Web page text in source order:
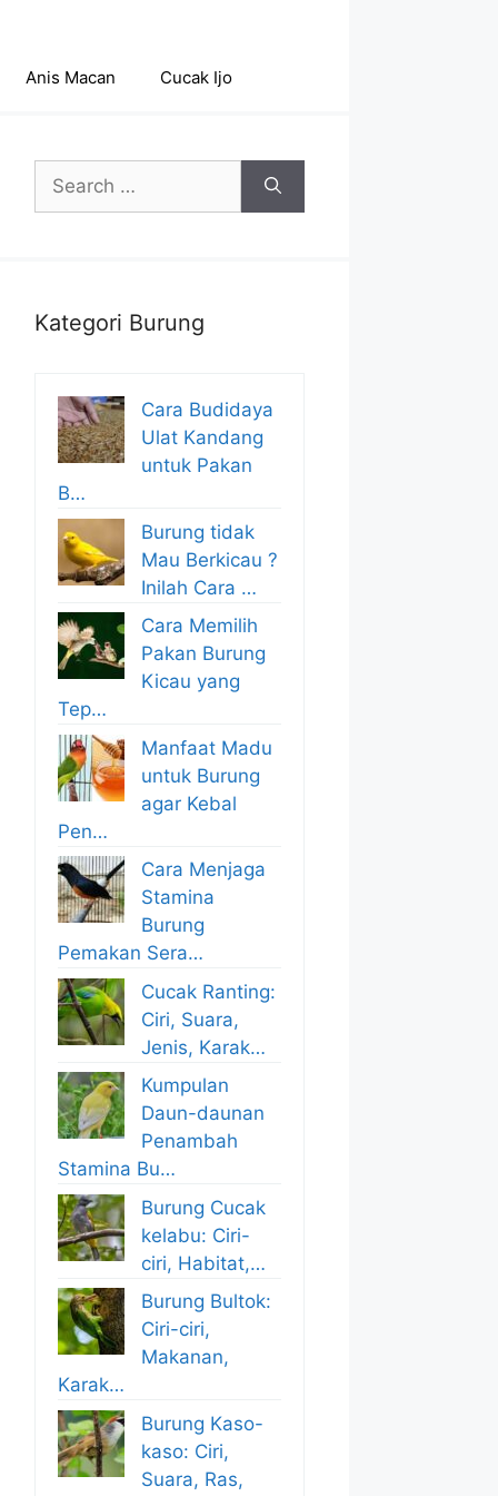
Anis Macan Cucak Ijo
Search
for:
Kategori Burung
Cara Budidaya
Ulat Kandang
untuk Pakan
B…
Burung tidak
Mau Berkicau ?
Inilah Cara …
Cara Memilih
Pakan Burung
Kicau yang
Tep…
Manfaat Madu
untuk Burung
agar Kebal
Pen…
Cara Menjaga
Stamina
Burung
Pemakan Sera…
Cucak Ranting:
Ciri, Suara,
Jenis, Karak…
Kumpulan
Daun-daunan
Penambah
Stamina Bu…
Burung Cucak
kelabu: Ciri-
ciri, Habitat,…
Burung Bultok:
Ciri-ciri,
Makanan,
Karak…
Burung Kaso-
kaso: Ciri,
Suara, Ras,